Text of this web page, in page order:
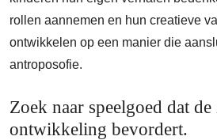
rollen aannemen en hun creatieve
ontwikkelen op een manier die
antroposofie.
Zoek naar speelgoed dat
ontwikkeling bevordert.